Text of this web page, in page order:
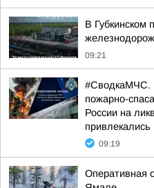
В Губкинском
09:21
#СводкаМЧС.
пожарно-
России на
привлекались
09:19
Оперативная